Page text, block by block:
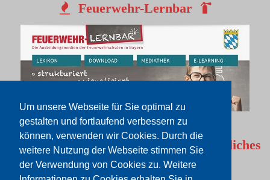
Um unsere Webseite für Sie optimal zu
gestalten und fortlaufend verbessern zu
können, verwenden wir Cookies. Durch die
weitere Nutzung der Webseite stimmen Sie
der Verwendung von Cookies zu. Weitere
Feuerwehr-Lernbar
Rechtliches
Impressum